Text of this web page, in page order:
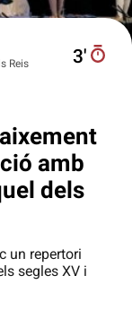
Reis
3′
amb
dels
un repertori
segles XV i